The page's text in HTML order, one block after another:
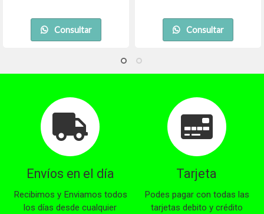
Consultar Consultar
Envíos en el día
Recibimos y Enviamos todos
los días desde cualquier
Tarjeta
Podes pagar con todas las
tarjetas debito y crédito